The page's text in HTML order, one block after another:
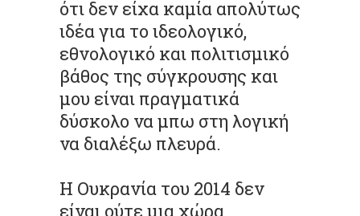
ότι δεν είχα καμία απολύτως
ιδέα για το ιδεολογικό,
εθνολογικό και πολιτισμικό
βάθος της σύγκρουσης και
μου είναι πραγματικά
δύσκολο να μπω στη λογική
να διαλέξω πλευρά.
Η Ουκρανία του 2014 δεν
είναι ούτε μια χώρα